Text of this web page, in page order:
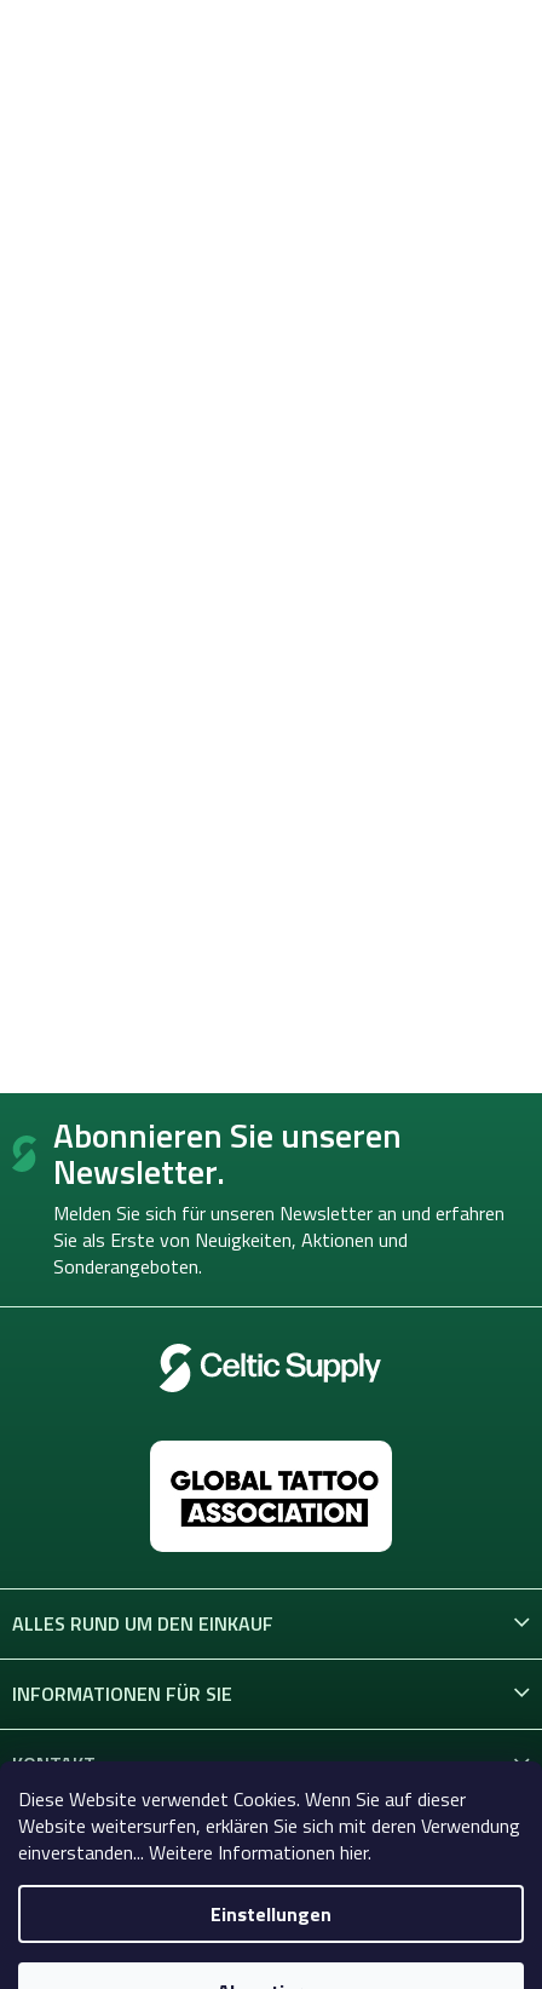
Diese Website verwendet Cookies. Wenn Sie auf dieser
Website weitersurfen, erklären Sie sich mit deren Verwendung
einverstanden... Weitere Informationen hier.
Einstellungen
F
ß Abonnieren Sie unseren
Newsletter.
Melden Sie sich für unseren Newsletter an und erfahren
Sie als Erste von Neuigkeiten, Aktionen und
Sonderangeboten.
ALLES RUND UM DEN EINKAUF
INFORMATIONEN FÜR SIE
KONTAKT
Copyright 2026Celtic-Supply.de | Alles für Tattoo und
Permanent Make-up. Alle Rechte vorbehalten.